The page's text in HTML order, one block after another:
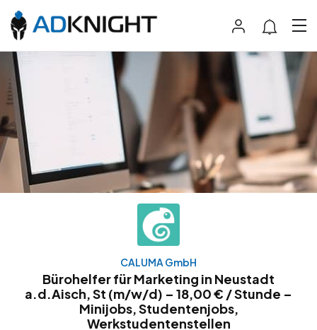
CALUMA GmbH
Bürohelfer für Marketing in Neustadt
a.d.Aisch, St (m/w/d) – 18,00 € / Stunde –
Minijobs, Studentenjobs,
Werkstudentenstellen